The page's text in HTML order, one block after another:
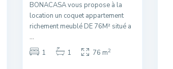
BONACASA vous propose à la
location un coquet appartement
richement meublé DE 76M² situé a
...
1
1 76 m2